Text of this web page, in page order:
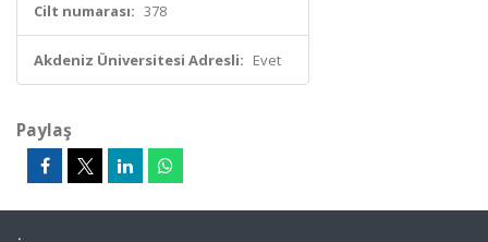
Cilt numarası: 378
Akdeniz Üniversitesi Adresli: Evet
Paylaş